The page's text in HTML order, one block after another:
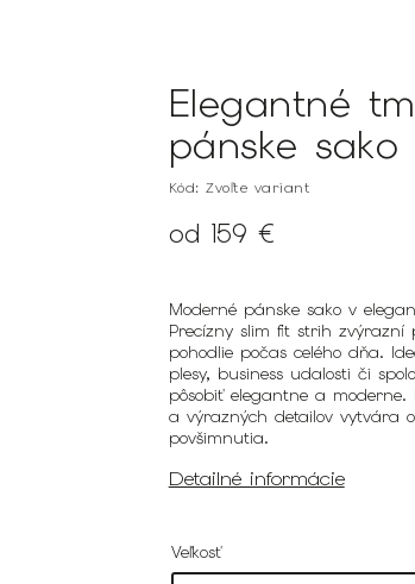
Elegantné
pánske sako
Kód: Zvoľte variant
od 159 €
Moderné pánske sako v
Precízny slim fit strih zvýrazní
pohodlie počas celého dňa.
plesy, business udalosti či
pôsobiť elegantne a moderne.
a výrazných detailov vytvára
povšimnutia.
Detailné informácie
Veľkosť